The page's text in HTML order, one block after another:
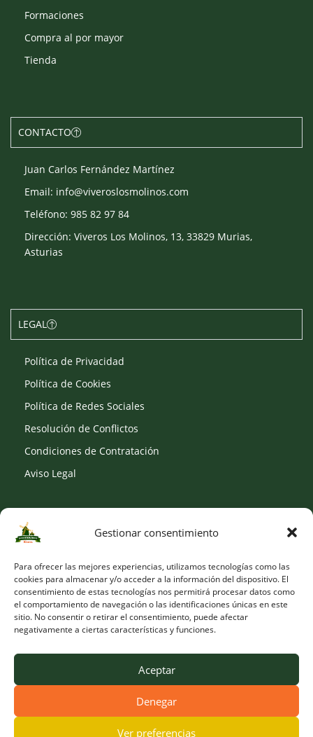
Gestionar consentimiento
Para ofrecer las mejores experiencias, utilizamos tecnologías como las
cookies para almacenar y/o acceder a la información del dispositivo. El
consentimiento de estas tecnologías nos permitirá procesar datos como
el comportamiento de navegación o las identificaciones únicas en este
sitio. No consentir o retirar el consentimiento, puede afectar
negativamente a ciertas características y funciones.
Aceptar
Denegar
Ver preferencias
Formaciones
Compra al por mayor
Tienda
CONTACTO
Juan Carlos Fernández Martínez
Email: info@viveroslosmolinos.com
Teléfono: 985 82 97 84
Dirección: Viveros Los Molinos, 13, 33829 Murias,
Asturias
LEGAL
Política de Privacidad
Política de Cookies
Política de Redes Sociales
Resolución de Conflictos
Condiciones de Contratación
Aviso Legal
SOCIAL
© Copyright 2026 Viveros Los Molinos |
Developed by Obelisk